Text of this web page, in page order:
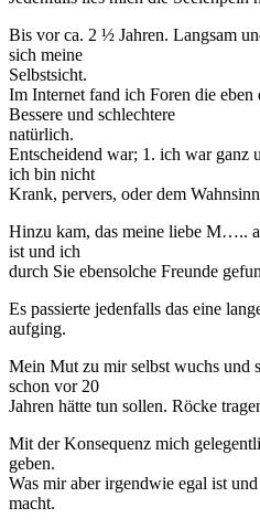
Bis vor ca. 2 ½ Jahren. Langsam
sich meine
Selbstsicht.
Im Internet fand ich Foren die eben
Bessere und schlechtere
natürlich.
Entscheidend war; 1. ich war ganz
ich bin nicht
Krank, pervers, oder dem
Hinzu kam, das meine liebe M…..
ist und ich
durch Sie ebensolche Freunde
Es passierte jedenfalls das eine
aufging.
Mein Mut zu mir selbst wuchs und
schon vor 20
Jahren hätte tun sollen. Röcke
Mit der Konsequenz mich
geben.
Was mir aber irgendwie egal ist
macht.